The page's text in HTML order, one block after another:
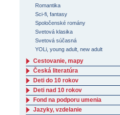
Romantika
Sci-fi, fantasy
Spoločenské romány
Svetová klasika
Svetová súčasná
YOLi, young adult, new adult
Cestovanie, mapy
Česká literatúra
Deti do 10 rokov
Deti nad 10 rokov
Fond na podporu umenia
Jazyky, vzdelanie